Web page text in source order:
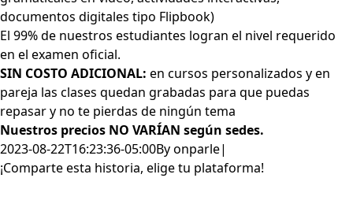
documentos digitales tipo Flipbook)
El 99% de nuestros estudiantes logran el nivel requerido
en el examen oficial.
SIN COSTO ADICIONAL: en cursos personalizados y en
pareja las clases quedan grabadas para que puedas
repasar y no te pierdas de ningún tema
Nuestros precios NO VARÍAN según sedes.
2023-08-22T16:23:36-05:00Byonparle|
¡Comparte esta historia, elige tu plataforma!